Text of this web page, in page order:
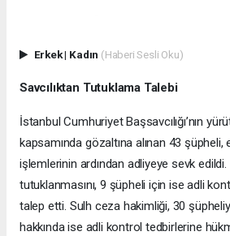
Erkek| Kadın (Haberi Sesli Oku)
Savcılıktan Tutuklama Talebi
İstanbul Cumhuriyet Başsavcılığı’nın
kapsamında gözaltına alınan 43 şüpheli,
işlemlerinin ardından adliyeye sevk edildi.
tutuklanmasını, 9 şüpheli için ise adli
talep etti. Sulh ceza hakimliği, 30
hakkında ise adli kontrol tedbirlerine